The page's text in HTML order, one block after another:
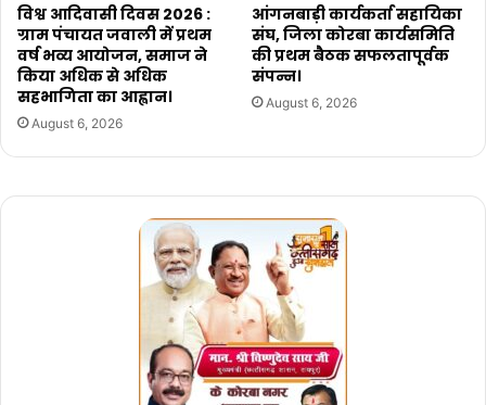
विश्व आदिवासी दिवस 2026 :
ग्राम पंचायत जवाली में प्रथम
वर्ष भव्य आयोजन, समाज ने
किया अधिक से अधिक
सहभागिता का आह्वान।
August 6, 2026
आंगनबाड़ी कार्यकर्ता सहायिका
संघ, जिला कोरबा कार्यसमिति
की प्रथम बैठक सफलतापूर्वक
संपन्न।
August 6, 2026